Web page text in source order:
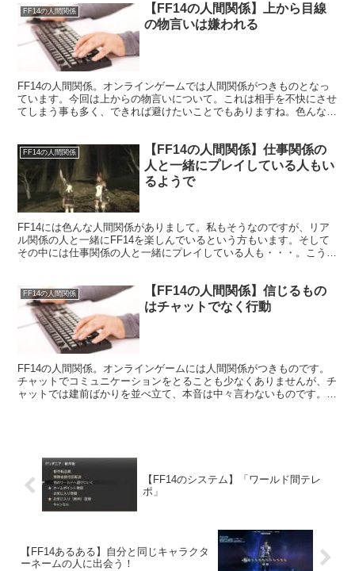
FF14の人間関係
【FF14の人間関係】上から目線
の物言いは嫌われる
FF14の人間関係。オンラインゲームでは人間関係がつきものとなっ
ています。今回は上からの物言いについて。これは相手を不快にさせ
てしまう事も多く、できれば避けたいことでもありますね。色んな人
FF14の人間関係
【FF14の人間関係】仕事関係の
人と一緒にプレイしている人もい
るようで
FF14には色んな人間関係がありまして。私もそうなのですが、リア
ル関係の人と一緒にFF14を楽しんでいるという方もいます。そして
その中には仕事関係の人と一緒にプレイしている人も・・・。こうし
FF14の人間関係
【FF14の人間関係】信じるもの
はチャットでなく行動
FF14の人間関係。オンラインゲームには人間関係がつきものです。
チャットでコミュニケーションをとることも少なくありませんが、チ
ャットでは建前ばかりを並べ立て、本音は中々言わないものです。そ
【FF14のシステム】「ワールド間テレ
ポ」
【FF14あるある】自分と同じキャラクタ
ーネームの人に出会う！